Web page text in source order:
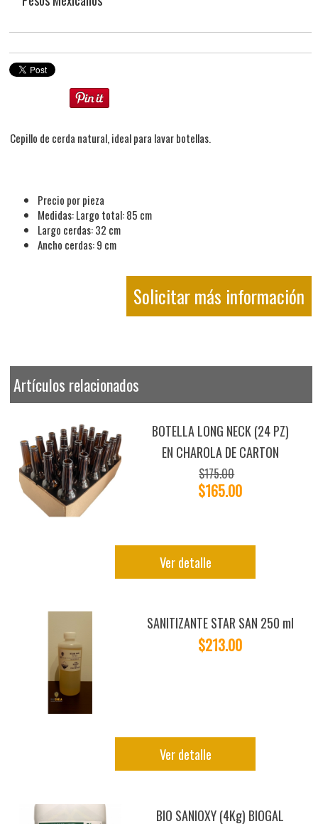
Cepillo de cerda natural, ideal para lavar botellas.
Precio por pieza
Medidas: Largo total: 85 cm
Largo cerdas: 32 cm
Ancho cerdas: 9 cm
Solicitar más información
Artículos relacionados
BOTELLA LONG NECK (24 PZ)
EN CHAROLA DE CARTON
$175.00
$165.00
Ver detalle
SANITIZANTE STAR SAN 250 ml
$213.00
Ver detalle
BIO SANIOXY (4Kg) BIOGAL